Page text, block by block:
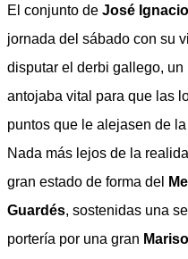
El conjunto de José
jornada del sábado con su
disputar el derbi gallego, un
antojaba vital para que las
puntos que le alejasen de
Nada más lejos de la
gran estado de forma del
Guardés, sostenidas una
portería por una gran